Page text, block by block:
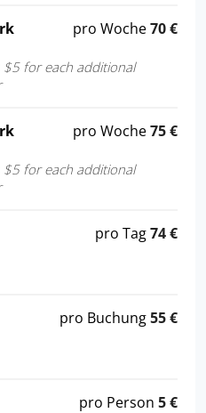
$5 for each additional
pro Woche70 €
$5 for each additional
pro Woche75 €
pro Tag74 €
pro Buchung55 €
pro Person 5 €